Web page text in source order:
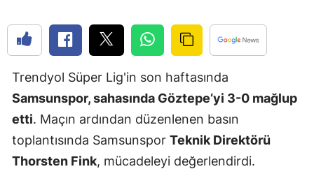
Elazığ
Erzurum
Trendyol Süper Lig'in son haftasında
Samsunspor, sahasında Göztepe’yi 3-0 mağlup
etti. Maçın ardından düzenlenen basın
toplantısında Samsunspor Teknik Direktörü
Thorsten Fink, mücadeleyi değerlendirdi.